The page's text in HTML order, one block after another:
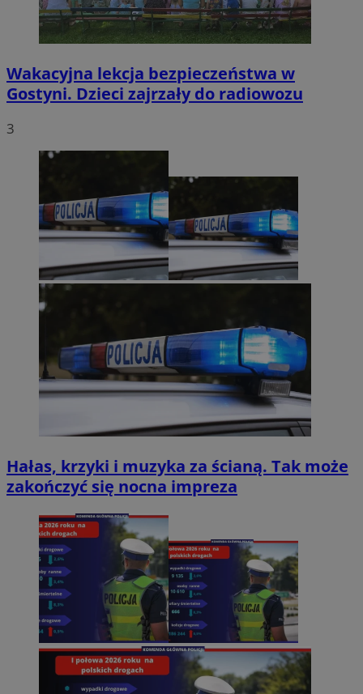
Wakacyjna lekcja bezpieczeństwa w
Gostyni. Dzieci zajrzały do radiowozu
3
Hałas, krzyki i muzyka za ścianą. Tak może
zakończyć się nocna impreza